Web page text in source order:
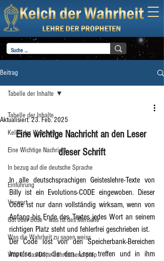
Beitrag
Tabelle der Inhalte
Kelch der Wahrheit
Eine Wichtige Nachricht
In bezug auf die deutsche Sprache
Einführung
Vorwort
Gut oder Böse – was ist des Mensche
Was die Wahrheit zu sagen weiss
Was für das Dritte Jahrtausend prop
Tabelle der Inhalte
Aktualisiert:23. Feb. 2025
Eine wichtige Nachricht an den Leser
dieser Schrift
In alle deutschsprachigen Geisteslehre-Texte von
Billy ist ein Evolutions-CODE eingewoben. Dieser
Code ist nur dann vollständig wirksam, wenn von
Anfang bis Ende des Textes jedes Wort an seinem
richtigen Platz steht und fehlerfrei geschrieben ist.
Der Code löst von den Speicherbank-Bereichen
Impulse aus, die den Leser treffen und in ihm